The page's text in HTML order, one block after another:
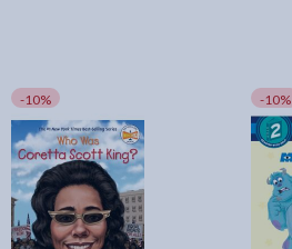
-10% -10%